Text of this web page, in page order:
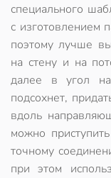
специального
с изготовлением
поэтому лучше
на стену и на
далее в угол
подсохнет,
вдоль
можно
точному
при этом